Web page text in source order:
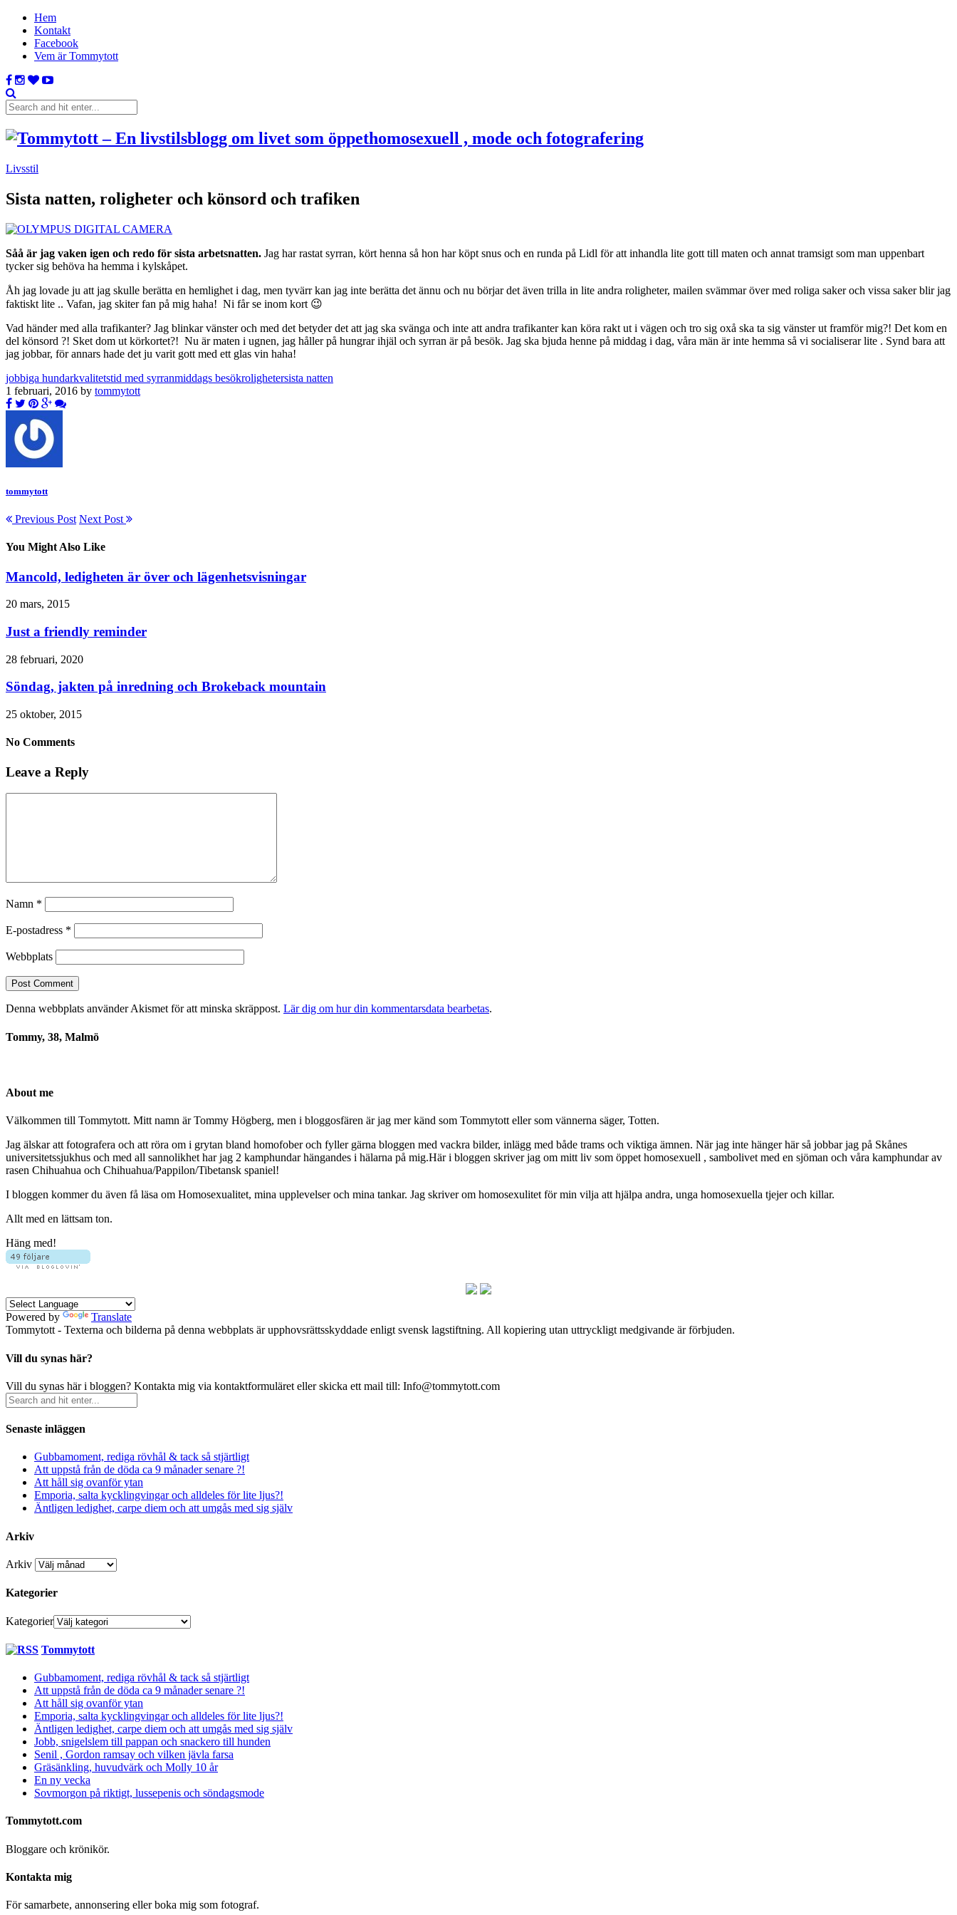
Hem
Kontakt
Facebook
Vem är Tommytott
Livsstil
Sista natten, roligheter och könsord och trafiken
Såå är jag vaken igen och redo för sista arbetsnatten. Jag har rastat syrran, kört henna så hon har köpt snus och en runda på Lidl för att inhandla lite gott till maten och annat tramsigt som man uppenbart
tycker sig behöva ha hemma i kylskåpet.
Åh jag lovade ju att jag skulle berätta en hemlighet i dag, men tyvärr kan jag inte berätta det ännu och nu börjar det även trilla in lite andra roligheter, mailen svämmar över med roliga saker och vissa saker blir jag
faktiskt lite .. Vafan, jag skiter fan på mig haha! Ni får se inom kort 😉
Vad händer med alla trafikanter? Jag blinkar vänster och med det betyder det att jag ska svänga och inte att andra trafikanter kan köra rakt ut i vägen och tro sig oxå ska ta sig vänster ut framför mig?! Det kom en
del könsord ?! Sket dom ut körkortet?! Nu är maten i ugnen, jag håller på hungrar ihjäl och syrran är på besök. Jag ska bjuda henne på middag i dag, våra män är inte hemma så vi socialiserar lite . Synd bara att
jag jobbar, för annars hade det ju varit gott med ett glas vin haha!
jobbiga hundarkvalitetstid med syrranmiddags besökrolighetersista natten
1 februari, 2016 by tommytott
tommytott
Previous Post Next Post
You Might Also Like
Mancold, ledigheten är över och lägenhetsvisningar
20 mars, 2015
Just a friendly reminder
28 februari, 2020
Söndag, jakten på inredning och Brokeback mountain
25 oktober, 2015
No Comments
Leave a Reply
Namn *
E-postadress *
Webbplats
Denna webbplats använder Akismet för att minska skräppost. Lär dig om hur din kommentarsdata bearbetas.
Tommy, 38, Malmö
About me
Välkommen till Tommytott. Mitt namn är Tommy Högberg, men i bloggosfären är jag mer känd som Tommytott eller som vännerna säger, Totten.
Jag älskar att fotografera och att röra om i grytan bland homofober och fyller gärna bloggen med vackra bilder, inlägg med både trams och viktiga ämnen. När jag inte hänger här så jobbar jag på Skånes
universitetssjukhus och med all sannolikhet har jag 2 kamphundar hängandes i hälarna på mig.Här i bloggen skriver jag om mitt liv som öppet homosexuell , sambolivet med en sjöman och våra kamphundar av
rasen Chihuahua och Chihuahua/Pappilon/Tibetansk spaniel!
I bloggen kommer du även få läsa om Homosexualitet, mina upplevelser och mina tankar. Jag skriver om homosexulitet för min vilja att hjälpa andra, unga homosexuella tjejer och killar.
Allt med en lättsam ton.
Häng med!
Powered by
Translate
Tommytott - Texterna och bilderna på denna webbplats är upphovsrättsskyddade enligt svensk lagstiftning. All kopiering utan uttryckligt medgivande är förbjuden.
Vill du synas här?
Vill du synas här i bloggen? Kontakta mig via kontaktformuläret eller skicka ett mail till: Info@tommytott.com
Senaste inläggen
Gubbamoment, rediga rövhål & tack så stjärtligt
Att uppstå från de döda ca 9 månader senare ?!
Att håll sig ovanför ytan
Emporia, salta kycklingvingar och alldeles för lite ljus?!
Äntligen ledighet, carpe diem och att umgås med sig själv
Arkiv
Arkiv
Kategorier
Kategorier
Tommytott
Gubbamoment, rediga rövhål & tack så stjärtligt
Att uppstå från de döda ca 9 månader senare ?!
Att håll sig ovanför ytan
Emporia, salta kycklingvingar och alldeles för lite ljus?!
Äntligen ledighet, carpe diem och att umgås med sig själv
Jobb, snigelslem till pappan och snackero till hunden
Senil , Gordon ramsay och vilken jävla farsa
Gräsänkling, huvudvärk och Molly 10 år
En ny vecka
Sovmorgon på riktigt, lussepenis och söndagsmode
Tommytott.com
Bloggare och krönikör.
Kontakta mig
För samarbete, annonsering eller boka mig som fotograf.